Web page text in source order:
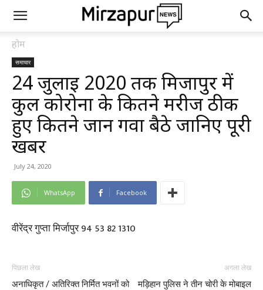
होम
समाचार
24 जुलाई 2020 तक मिर्जापुर में
कुल कोरोना के कितने मरीज ठीक
हुए कितने जान गवा बैठे जानिए पूरी
खबर
July 24, 2020
WhatsApp Facebook
वीरेंद्र गुप्ता मिर्जापुर 94 53 82 1310
पिछला लेख
अनाधिकृत / अतिरिक्त निर्मित भवनों को
अगला लेख
मड़िहान पुलिस ने तीन चोरी के मोबाइल